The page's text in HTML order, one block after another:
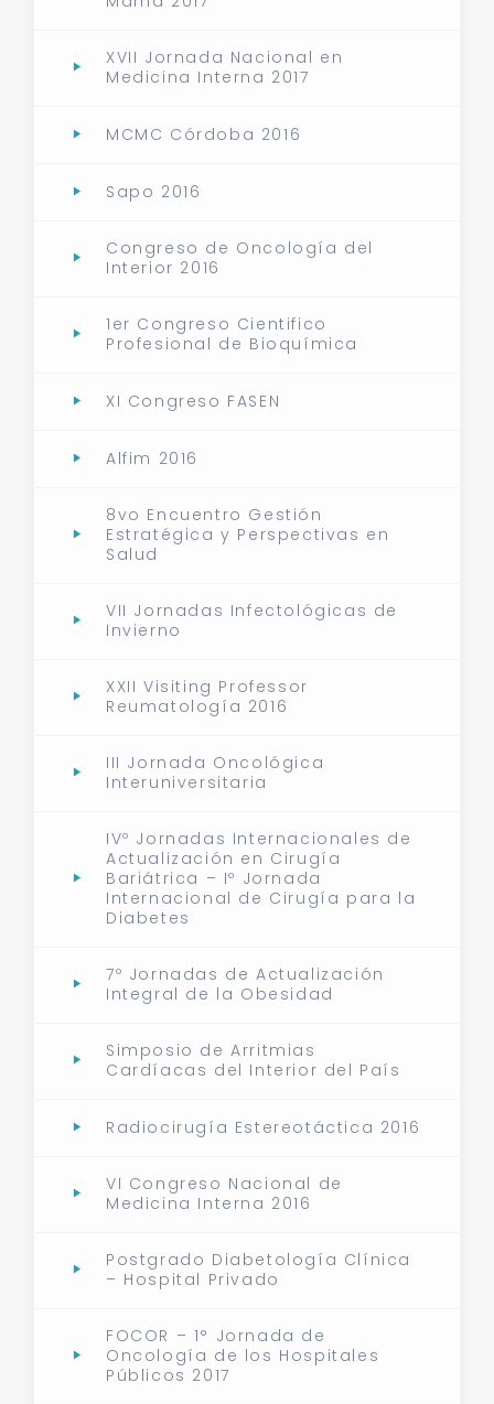
XVII Jornada Nacional en
Medicina Interna 2017
MCMC Córdoba 2016
Sapo 2016
Congreso de Oncología del
Interior 2016
1er Congreso Cientifico
Profesional de Bioquímica
XI Congreso FASEN
Alfim 2016
8vo Encuentro Gestión
Estratégica y Perspectivas en
Salud
VII Jornadas Infectológicas de
Invierno
XXII Visiting Professor
Reumatología 2016
III Jornada Oncológica
Interuniversitaria
IVº Jornadas Internacionales de
Actualización en Cirugía
Bariátrica – Iº Jornada
Internacional de Cirugía para la
Diabetes
7º Jornadas de Actualización
Integral de la Obesidad
Simposio de Arritmias
Cardíacas del Interior del País
Radiocirugía Estereotáctica 2016
VI Congreso Nacional de
Medicina Interna 2016
Postgrado Diabetología Clínica
– Hospital Privado
FOCOR – 1° Jornada de
Oncología de los Hospitales
Públicos 2017